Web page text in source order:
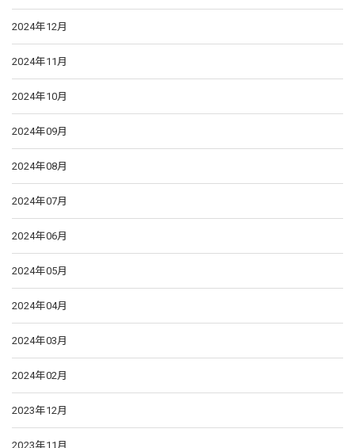
2024年12月
2024年11月
2024年10月
2024年09月
2024年08月
2024年07月
2024年06月
2024年05月
2024年04月
2024年03月
2024年02月
2023年12月
2023年11月